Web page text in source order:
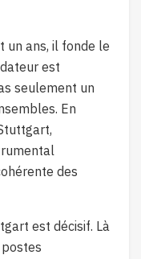
un ans, il fonde le
est
seulement un
En
des
est décisif. Là